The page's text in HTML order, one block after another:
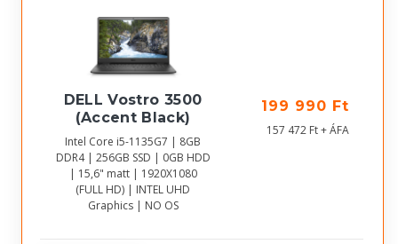
DELL Vostro 3500
(Accent Black)
Intel Core i5-1135G7 | 8GB
DDR4 | 256GB SSD | 0GB HDD
| 15,6" matt | 1920X1080
(FULL HD) | INTEL UHD
Graphics | NO OS
199 990 Ft
157 472 Ft + ÁFA